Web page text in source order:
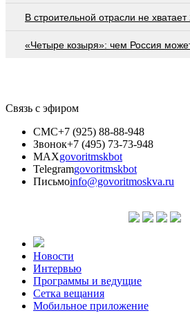
В строительной отрасли не
«Четыре козыря»: чем Россия
Связь с эфиром
СМС+7 (925) 88-88-948
Звонок+7 (495) 73-73-948
MAXgovoritmskbot
Telegramgovoritmskbot
Письмоinfo@govoritmoskva.ru
Новости
Интервью
Программы и ведущие
Сетка вещания
Мобильное приложение